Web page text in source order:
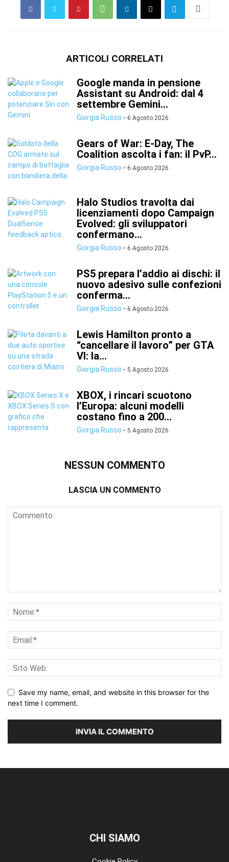
ARTICOLI CORRELATI
Google manda in pensione
Assistant su Android: dal 4
settembre Gemini...
Giorgia Russo - 6 Agosto 2026
Gears of War: E-Day, The
Coalition ascolta i fan: il PvP...
Giorgia Russo - 6 Agosto 2026
Halo Studios travolta dai
licenziamenti dopo Campaign
Evolved: gli sviluppatori
confermano...
Giorgia Russo - 6 Agosto 2026
PS5 prepara l’addio ai dischi: il
nuovo adesivo sulle confezioni
conferma...
Giorgia Russo - 6 Agosto 2026
Lewis Hamilton pronto a
“cancellare il lavoro” per GTA
VI: la...
Giorgia Russo - 5 Agosto 2026
XBOX, i rincari scuotono
l’Europa: alcuni modelli
costano fino a 200...
Giorgia Russo - 5 Agosto 2026
NESSUN COMMENTO
LASCIA UN COMMENTO
Save my name, email, and website in this browser for the
next time I comment.
CHI SIAMO